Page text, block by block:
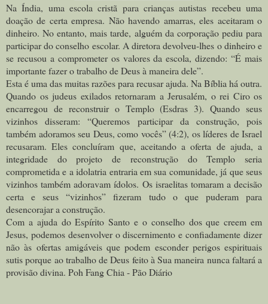
Na Índia, uma escola cristã para crianças autistas recebeu uma
doação de certa empresa. Não havendo amarras, eles aceitaram o
dinheiro. No entanto, mais tarde, alguém da corporação pediu para
participar do conselho escolar. A diretora devolveu-lhes o dinheiro e
se recusou a comprometer os valores da escola, dizendo: “É mais
importante fazer o trabalho de Deus à maneira dele”.
Esta é uma das muitas razões para recusar ajuda. Na Bíblia há outra.
Quando os judeus exilados retornaram a Jerusalém, o rei Ciro os
encarregou de reconstruir o Templo (Esdras 3). Quando seus
vizinhos disseram: “Queremos participar da construção, pois
também adoramos seu Deus, como vocês” (4:2), os líderes de Israel
recusaram. Eles concluíram que, aceitando a oferta de ajuda, a
integridade do projeto de reconstrução do Templo seria
comprometida e a idolatria entraria em sua comunidade, já que seus
vizinhos também adoravam ídolos. Os israelitas tomaram a decisão
certa e seus “vizinhos” fizeram tudo o que puderam para
desencorajar a construção.
Com a ajuda do Espírito Santo e o conselho dos que creem em
Jesus, podemos desenvolver o discernimento e confiadamente dizer
não às ofertas amigáveis que podem esconder perigos espirituais
sutis porque ao trabalho de Deus feito à Sua maneira nunca faltará a
provisão divina. Poh Fang Chia - Pão Diário